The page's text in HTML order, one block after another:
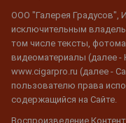
ООО "Галерея Градусов",
исключительным
том числе тексты,
видеоматериалы (далее -
www.cigarpro.ru (далее -
пользователю права
содержащийся на Сайте.
Воспроизведение